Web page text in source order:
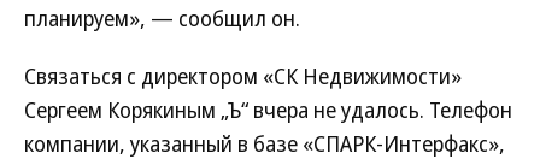
планируем», — сообщил он.
Связаться с директором «СК Недвижимости»
Сергеем Корякиным „Ъ“ вчера не удалось. Телефон
компании, указанный в базе «СПАРК-Интерфакс»,